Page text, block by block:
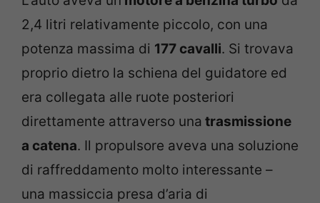
2,4 litri relativamente piccolo, con una
potenza massima di 177 cavalli. Si trovava
proprio dietro la schiena del guidatore ed
era collegata alle ruote posteriori
direttamente attraverso una trasmissione
a catena. Il propulsore aveva una soluzione
di raffreddamento molto interessante –
una massiccia presa d’aria di